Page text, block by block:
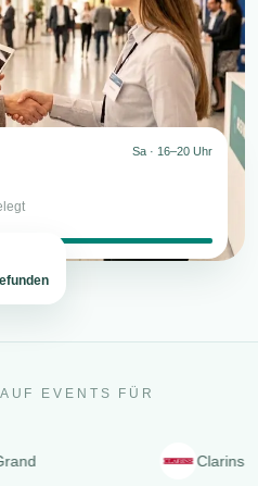
Sa · 16–20 Uhr
EVENTS FÜR
Clarins